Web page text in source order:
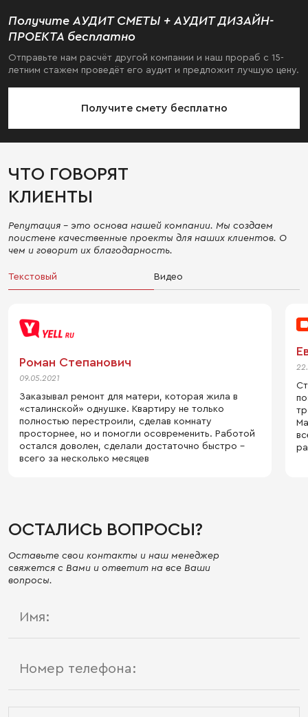
Получите АУДИТ СМЕТЫ + АУДИТ ДИЗАЙН-
ПРОЕКТА бесплатно
Отправьте нам расчёт другой компании и наш прораб с 15-
летним стажем проведёт его аудит и предложит лучшую цену.
Получите смету бесплатно
ЧТО ГОВОРЯТ
КЛИЕНТЫ
Репутация - это основа нашей компании. Мы создаем
поистене качественные проекты для наших клиентов. О
чем и говорит их благодарность.
Текстовый Видео
Роман Степанович
09.05.2021
Заказывал ремонт для матери, которая жила в
«сталинской» однушке. Квартиру не только
полностью перестроили, сделав комнату
просторнее, но и помогли осовременить. Работой
остался доволен, сделали достаточно быстро –
всего за несколько месяцев
ОСТАЛИСЬ ВОПРОСЫ?
Оставьте свои контакты и наш менеджер
свяжется с Вами и ответит на все Ваши
вопросы.